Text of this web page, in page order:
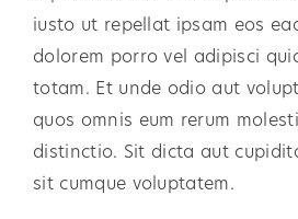
iusto ut repellat ipsam eos
dolorem porro vel adipisci
totam. Et unde odio aut
quos omnis eum rerum
distinctio. Sit dicta aut
sit cumque voluptatem.